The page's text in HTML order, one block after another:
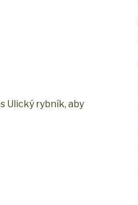
Ulický rybník, aby